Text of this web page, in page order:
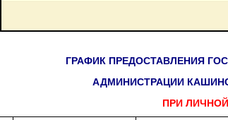
ГРАФИК ПРЕДОСТАВЛЕНИЯ
АДМИНИСТРАЦИИ
ПРИ